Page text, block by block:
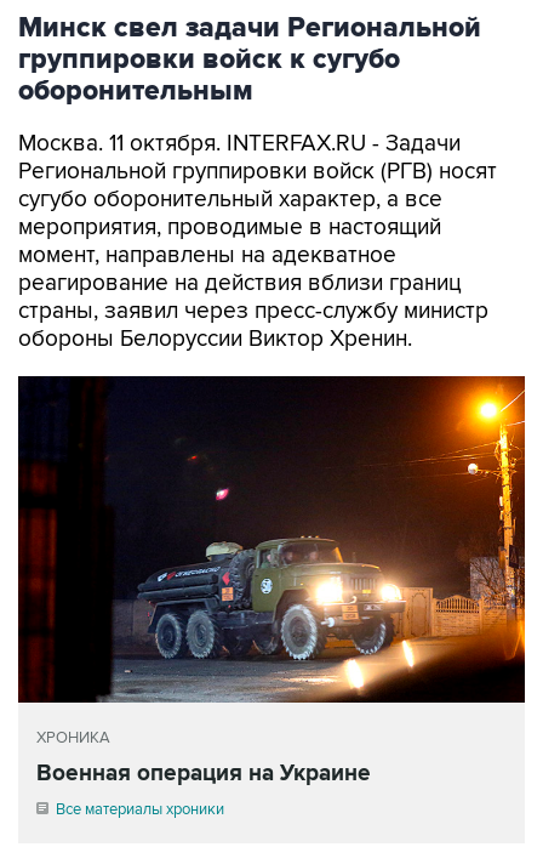
Минск свел задачи Региональной
группировки войск к сугубо
оборонительным
Москва. 11 октября. INTERFAX.RU - Задачи
Региональной группировки войск (РГВ) носят
сугубо оборонительный характер, а все
мероприятия, проводимые в настоящий
момент, направлены на адекватное
реагирование на действия вблизи границ
страны, заявил через пресс-службу министр
обороны Белоруссии Виктор Хренин.
ХРОНИКА
Военная операция на Украине
Все материалы хроники